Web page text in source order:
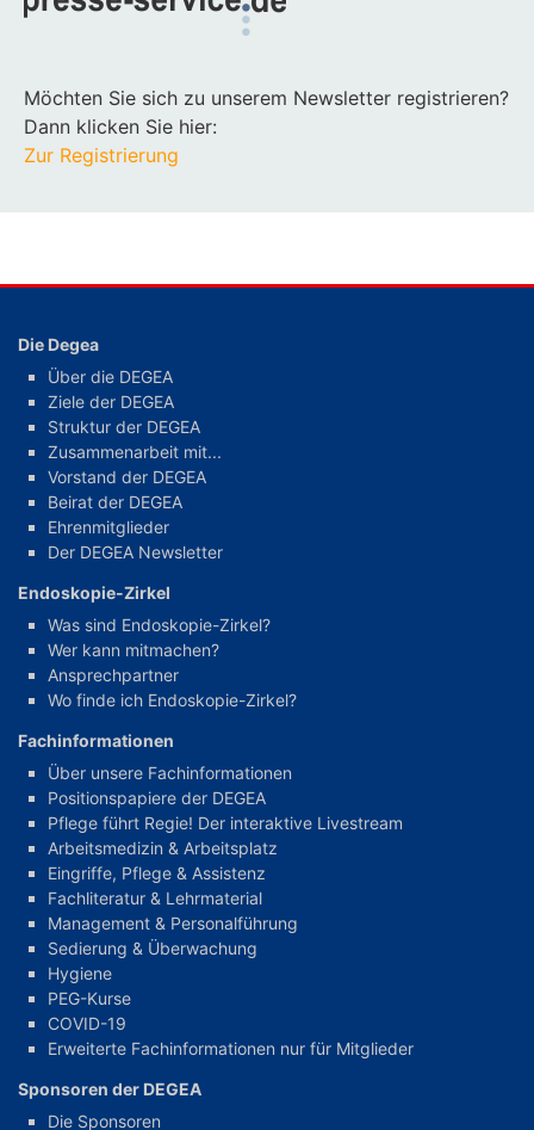
Möchten Sie sich zu unserem Newsletter registrieren?
Dann klicken Sie hier:
Zur Registrierung
Die Degea
Über die DEGEA
Ziele der DEGEA
Struktur der DEGEA
Zusammenarbeit mit...
Vorstand der DEGEA
Beirat der DEGEA
Ehrenmitglieder
Der DEGEA Newsletter
Endoskopie-Zirkel
Was sind Endoskopie-Zirkel?
Wer kann mitmachen?
Ansprechpartner
Wo finde ich Endoskopie-Zirkel?
Fachinformationen
Über unsere Fachinformationen
Positionspapiere der DEGEA
Pflege führt Regie! Der interaktive Livestream
Arbeitsmedizin & Arbeitsplatz
Eingriffe, Pflege & Assistenz
Fachliteratur & Lehrmaterial
Management & Personalführung
Sedierung & Überwachung
Hygiene
PEG-Kurse
COVID-19
Erweiterte Fachinformationen nur für Mitglieder
Sponsoren der DEGEA
Die Sponsoren